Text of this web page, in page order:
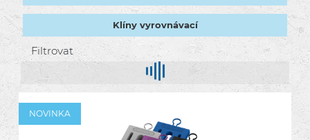
Klíny vyrovnávací
Filtrovat
NOVINKA